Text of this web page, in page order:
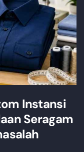
Instansi
Seragam